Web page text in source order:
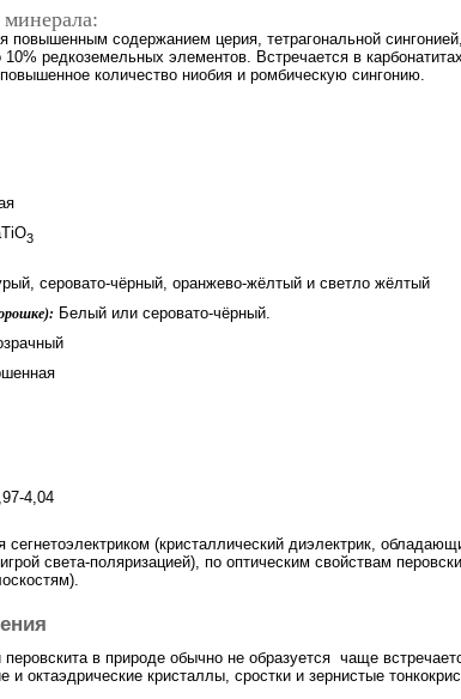
повышенным содержанием церия, тетрагональной
редкоземельных элементов. Встречается в
количество ниобия и ромбическую сингонию.
3
серовато-чёрный, оранжево-жёлтый и светло жёлтый
Белый или серовато-чёрный.
4,04
сегнетоэлектриком (кристаллический диэлектрик,
света-поляризацией), по оптическим свойствам
перовскита в природе обычно не образуется чаще
и октаэдрические кристаллы, сростки и зернистые